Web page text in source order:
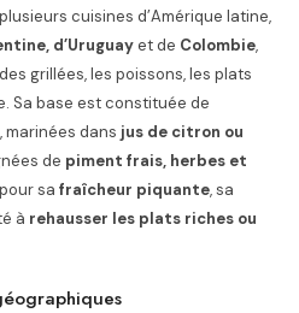
cuisines d’Amérique latine,
d’Uruguayet de Colombie,
grillées, les poissons, les plats
Sa base est constituée de
, marinées dans jus de citron ou
de piment frais, herbes et
safraîcheur piquante, sa
à rehausser les plats riches ou